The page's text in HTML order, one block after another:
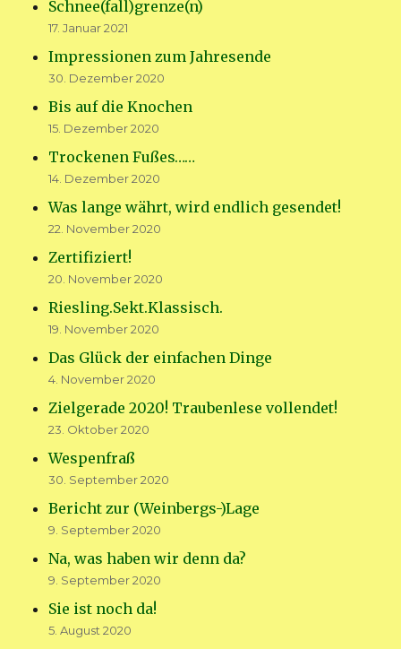
Schnee(fall)grenze(n)
17. Januar 2021
Impressionen zum Jahresende
30. Dezember 2020
Bis auf die Knochen
15. Dezember 2020
Trockenen Fußes……
14. Dezember 2020
Was lange währt, wird endlich gesendet!
22. November 2020
Zertifiziert!
20. November 2020
Riesling.Sekt.Klassisch.
19. November 2020
Das Glück der einfachen Dinge
4. November 2020
Zielgerade 2020! Traubenlese vollendet!
23. Oktober 2020
Wespenfraß
30. September 2020
Bericht zur (Weinbergs-)Lage
9. September 2020
Na, was haben wir denn da?
9. September 2020
Sie ist noch da!
5. August 2020